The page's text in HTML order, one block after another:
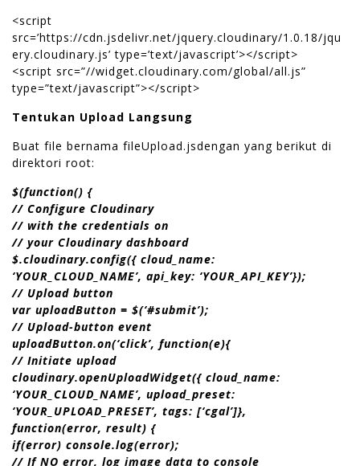
<script
src=’https://cdn.jsdelivr.net/jquery.cloudinary/1.0.18/jqu
ery.cloudinary.js’ type=’text/javascript’></script>
<script src=”//widget.cloudinary.com/global/all.js”
type=”text/javascript”></script>
Tentukan Upload Langsung
Buat file bernama fileUpload.jsdengan yang berikut di
direktori root:
$(function() {
// Configure Cloudinary
// with the credentials on
// your Cloudinary dashboard
$.cloudinary.config({ cloud_name:
‘YOUR_CLOUD_NAME’, api_key: ‘YOUR_API_KEY’});
// Upload button
var uploadButton = $(‘#submit’);
// Upload-button event
uploadButton.on(‘click’, function(e){
// Initiate upload
cloudinary.openUploadWidget({ cloud_name:
‘YOUR_CLOUD_NAME’, upload_preset:
‘YOUR_UPLOAD_PRESET’, tags: [‘cgal’]},
function(error, result) {
if(error) console.log(error);
// If NO error, log image data to console